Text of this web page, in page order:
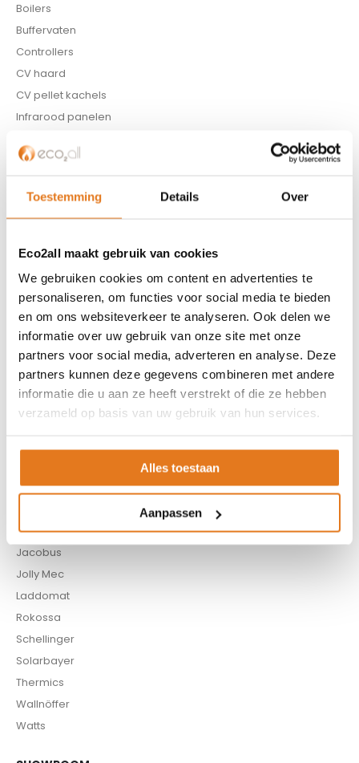
Toestemming Details Over
Eco2all maakt gebruik van cookies
We gebruiken cookies om content en advertenties te
personaliseren, om functies voor social media te bieden
en om ons websiteverkeer te analyseren. Ook delen we
informatie over uw gebruik van onze site met onze
partners voor social media, adverteren en analyse. Deze
partners kunnen deze gegevens combineren met andere
informatie die u aan ze heeft verstrekt of die ze hebben
verzameld op basis van uw gebruik van hun services.
Alles toestaan
Aanpassen
Boilers
Buffervaten
Controllers
CV haard
CV pellet kachels
Infrarood panelen
Kachels
Pellet kachels
Rookkanaal
Warmtepompen
Zonneboilers
MERKEN
ACOND
BeF Home
Calpak
Eco2all
Infrapower
Jacobus
Jolly Mec
Laddomat
Rokossa
Schellinger
Solarbayer
Thermics
Wallnöffer
Watts